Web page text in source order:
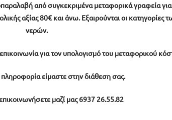
από συγκεκριμένα μεταφορικά γραφεία
αξίας 80€ και άνω. Εξαιρούνται οι
νερών.
για τον υπολογισμό του μεταφορικού
πληροφορία είμαστε στην διάθεση σας.
μαζί μας 6937 26.55.82